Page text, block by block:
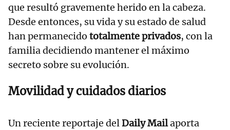
que resultó gravemente herido en la cabeza.
Desde entonces, su vida y su estado de salud
han permanecido totalmente privados, con la
familia decidiendo mantener el máximo
secreto sobre su evolución.
Movilidad y cuidados diarios
Un reciente reportaje delDaily Mailaporta